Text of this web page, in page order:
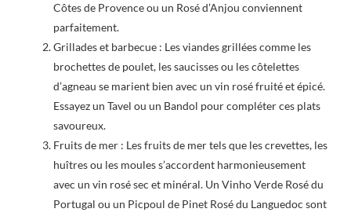
Côtes de Provence ou un Rosé d’Anjou conviennent
parfaitement.
Grillades et barbecue : Les viandes grillées comme les
brochettes de poulet, les saucisses ou les côtelettes
d’agneau se marient bien avec un vin rosé fruité et épicé.
Essayez un Tavel ou un Bandol pour compléter ces plats
savoureux.
Fruits de mer : Les fruits de mer tels que les crevettes, les
huîtres ou les moules s’accordent harmonieusement
avec un vin rosé sec et minéral. Un Vinho Verde Rosé du
Portugal ou un Picpoul de Pinet Rosé du Languedoc sont